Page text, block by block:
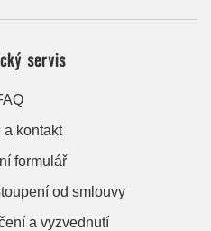
servis
a kontakt
formulář
od smlouvy
a vyzvednutí